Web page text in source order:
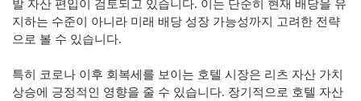
발 자산 편입이 검토되고 있습니다. 이는 단순히 현재 배당을 유
지하는 수준이 아니라 미래 배당 성장 가능성까지 고려한 전략
으로 볼 수 있습니다.
특히 코로나 이후 회복세를 보이는 호텔 시장은 리츠 자산 가치
상승에 긍정적인 영향을 줄 수 있습니다. 장기적으로 호텔 자산